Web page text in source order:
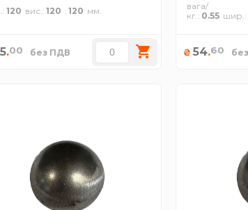
120 вис. 120 120
.00 без ПДВ
вага/
кг. 0.55 шир.
₴ 54.60